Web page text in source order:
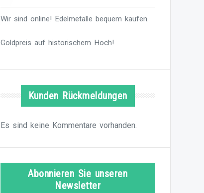
Wir sind online! Edelmetalle bequem kaufen.
Goldpreis auf historischem Hoch!
Kunden Rückmeldungen
Es sind keine Kommentare vorhanden.
Abonnieren Sie unseren
Newsletter